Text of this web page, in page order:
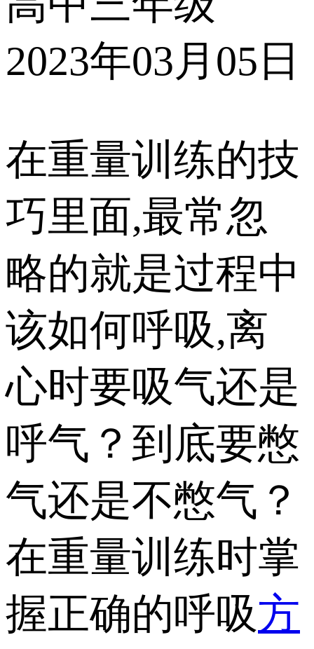
2023年03月05日
在重量训练的技
巧里面,最常忽
略的就是过程中
该如何呼吸,离
心时要吸气还是
呼气？到底要憋
气还是不憋气？
在重量训练时掌
握正确的呼吸方